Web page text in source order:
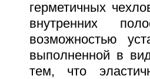
герметичных
внутренних
возможностью
выполненной в
тем, что